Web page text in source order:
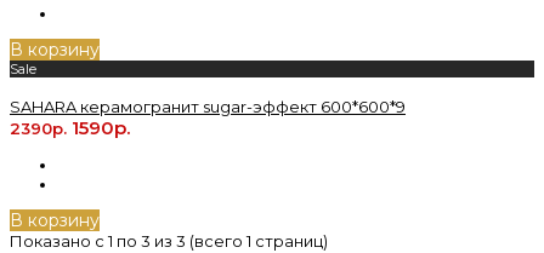
В корзину
Sale
SAHARA керамогранит sugar-эффект 600*600*9
2390р. 1590р.
В корзину
Показано с 1 по 3 из 3 (всего 1 страниц)